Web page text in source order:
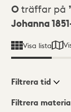
Sökresultat
0 träffar på
Johanna
Visa lista
Visningsläge
Filtrera tid
Filtrera